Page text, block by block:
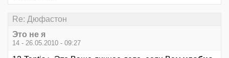
Re: Дюфастон
Это не я
14 - 26.05.2010 - 09:27